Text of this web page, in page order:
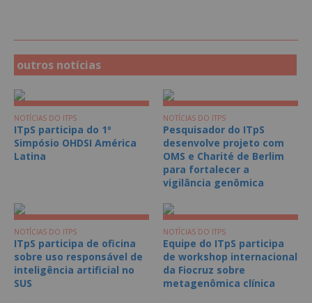
outros notícias
NOTÍCIAS DO ITPS
ITpS participa do 1º
Simpósio OHDSI América
Latina
NOTÍCIAS DO ITPS
Pesquisador do ITpS
desenvolve projeto com
OMS e Charité de Berlim
para fortalecer a
vigilância genômica
NOTÍCIAS DO ITPS
ITpS participa de oficina
sobre uso responsável de
inteligência artificial no
SUS
NOTÍCIAS DO ITPS
Equipe do ITpS participa
de workshop internacional
da Fiocruz sobre
metagenômica clínica